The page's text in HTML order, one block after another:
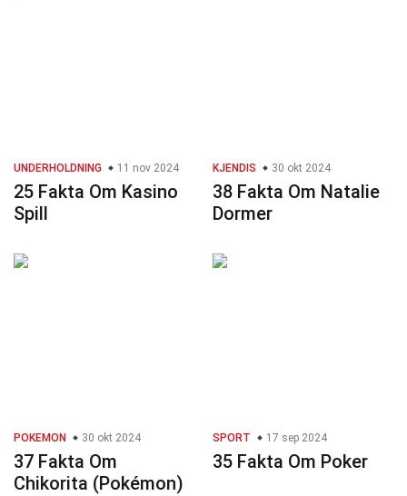
UNDERHOLDNING 11 nov 2024
25 Fakta Om Kasino
Spill
KJENDIS 30 okt 2024
38 Fakta Om Natalie
Dormer
POKEMON 30 okt 2024
37 Fakta Om
Chikorita (Pokémon)
SPORT 17 sep 2024
35 Fakta Om Poker